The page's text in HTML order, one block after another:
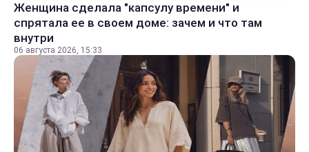
Женщина сделала "капсулу времени" и
спрятала ее в своем доме: зачем и что там
внутри
06 августа 2026, 15:33